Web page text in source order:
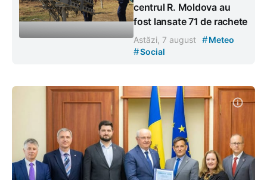
centrul R. Moldova au
fost lansate 71 de rachete
Astăzi, 7 august #Meteo
#Social